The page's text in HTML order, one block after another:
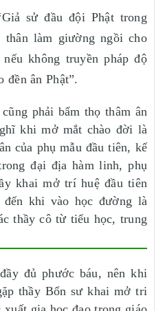
sử đầu đội Phật trong
làm giường ngồi cho
không truyền pháp độ
đền ân Phật”.
phải bẩm thọ thâm ân
khi mở mắt chào đời là
của phụ mẫu đầu tiên, kế
đại địa hàm linh, phụ
khai mở trí huệ đầu tiên
khi vào học đường là
thầy cô từ tiểu học, trung
đủ phước báu, nên khi
thầy Bổn sư khai mở tri